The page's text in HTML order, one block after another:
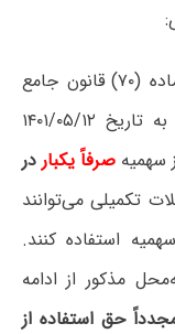
🔴 بر اساس ماده ۳ آیین‌نامه اجرایی ماده (۷۰) قانون جامع
خدمات‌رسانی به ایثارگران مصوب جلسه به تاریخ ۱۴۰۱/۰۵/۱۲
سهمیهصرفاً یکبار در
تکمیلی می‌توانند
استفاده کنند.
مذکور از ادامه
حق استفاده از